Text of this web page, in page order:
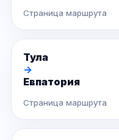
Страница маршрута
Тула
→
Евпатория
Страница маршрута